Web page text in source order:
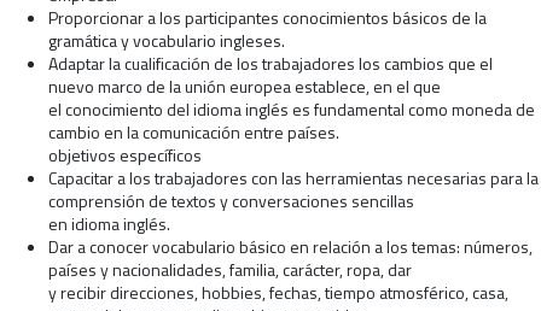
Proporcionar a los participantes conocimientos básicos de la
gramática y vocabulario ingleses.
Adaptar la cualificación de los trabajadores los cambios que el
nuevo marco de la unión europea establece, en el que
el conocimiento del idioma inglés es fundamental como moneda de
cambio en la comunicación entre países.
objetivos específicos
Capacitar a los trabajadores con las herramientas necesarias para la
comprensión de textos y conversaciones sencillas
en idioma inglés.
Dar a conocer vocabulario básico en relación a los temas: números,
países y nacionalidades, familia, carácter, ropa, dar
y recibir direcciones, hobbies, fechas, tiempo atmosférico, casa,